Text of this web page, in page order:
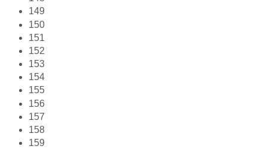
149
150
151
152
153
154
155
156
157
158
159